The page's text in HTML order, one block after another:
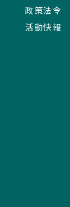
政策法令
活動快報